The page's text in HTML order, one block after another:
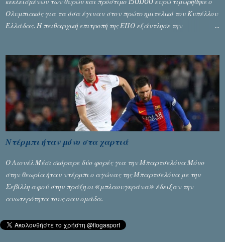
Ολυμπιακός για τα όσα έγιναν στον πρώτο ημιτελικό του Κυπέλλου
Ελλάδας. Η πειθαρχική επιτροπή της ΕΠΟ εξάντλησε την
αφαίρεσης βαθμών, όπως απαιτούσαν, αφού κάτι τέτοιο δεν ήταν
εφικτό, σύμφωνα με τα στοιχεία...
Ντέρμπι ήταν μόνο στα χαρτιά
Ο Λιονέλ Μέσι σκόραρε δύο φορές για την Μπαρτσελόνα Μόνο
στην θεωρία ήταν ντέρμπι ο αγώνας της Μπαρτσελόνα με την
Σεβίλλη αφού στην πράξη οι «μπλαουγκράνα» έδειξαν την
ανωτερότητα τους σαν ομάδα.